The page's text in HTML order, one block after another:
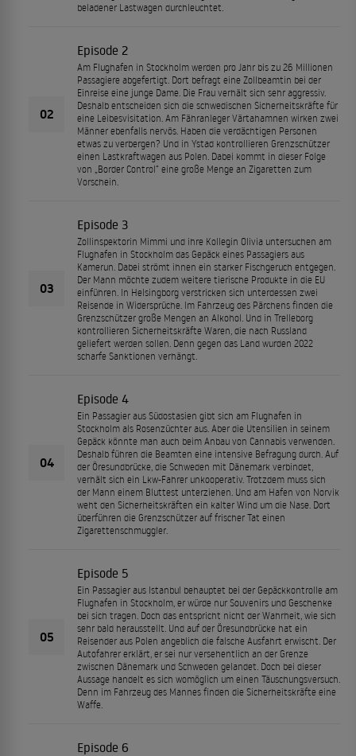
beladener Lastwagen durchleuchtet.
02
Episode 2
Am Flughafen in Stockholm werden pro Jahr bis zu 26 Millionen
Passagiere abgefertigt. Dort befragt eine Zollbeamtin bei der
Einreise eine junge Dame. Die Frau verhält sich sehr aggressiv.
Deshalb entscheiden sich die schwedischen Sicherheitskräfte für
eine Leibesvisitation. Am Fähranleger Värtahamnen wirken zwei
Männer ebenfalls nervös. Haben die verdächtigen Personen
etwas zu verbergen? Und in Ystad kontrollieren Grenzschützer
einen Lastkraftwagen aus Polen. Dabei kommt in dieser Folge
von „Border Control“ eine große Menge an Zigaretten zum
Vorschein.
03
Episode 3
Zollinspektorin Mimmi und ihre Kollegin Olivia untersuchen am
Flughafen in Stockholm das Gepäck eines Passagiers aus
Kamerun. Dabei strömt ihnen ein starker Fischgeruch entgegen.
Der Mann möchte zudem weitere tierische Produkte in die EU
einführen. In Helsingborg verstricken sich unterdessen zwei
Reisende in Widersprüche. Im Fahrzeug des Pärchens finden die
Grenzschützer große Mengen an Alkohol. Und in Trelleborg
kontrollieren Sicherheitskräfte Waren, die nach Russland
geliefert werden sollen. Denn gegen das Land wurden 2022
scharfe Sanktionen verhängt.
04
Episode 4
Ein Passagier aus Südostasien gibt sich am Flughafen in
Stockholm als Rosenzüchter aus. Aber die Utensilien in seinem
Gepäck könnte man auch beim Anbau von Cannabis verwenden.
Deshalb führen die Beamten eine intensive Befragung durch. Auf
der Öresundbrücke, die Schweden mit Dänemark verbindet,
verhält sich ein Lkw-Fahrer unkooperativ. Trotzdem muss sich
der Mann einem Bluttest unterziehen. Und am Hafen von Norvik
weht den Sicherheitskräften ein kalter Wind um die Nase. Dort
überführen die Grenzschützer auf frischer Tat einen
Zigarettenschmuggler.
05
Episode 5
Ein Passagier aus Istanbul behauptet bei der Gepäckkontrolle am
Flughafen in Stockholm, er würde nur Souvenirs und Geschenke
bei sich tragen. Doch das entspricht nicht der Wahrheit, wie sich
sehr bald herausstellt. Und auf der Öresundbrücke hat ein
Reisender aus Polen angeblich die falsche Ausfahrt erwischt. Der
Autofahrer erklärt, er sei nur versehentlich an der Grenze
zwischen Dänemark und Schweden gelandet. Doch bei dieser
Aussage handelt es sich womöglich um einen Täuschungsversuch.
Denn im Fahrzeug des Mannes finden die Sicherheitskräfte eine
Waffe.
Episode 6